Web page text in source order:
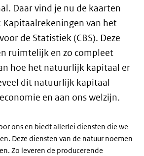
Daar vind je nu de kaarten
van het
de Statistiek (CBS). Deze
ruimtelijk en zo compleet
hoe het natuurlijk kapitaal er
dit natuurlijk kapitaal
en aan ons welzijn.
ons en biedt allerlei diensten die we
Deze diensten van de natuur noemen
Zo leveren de producerende